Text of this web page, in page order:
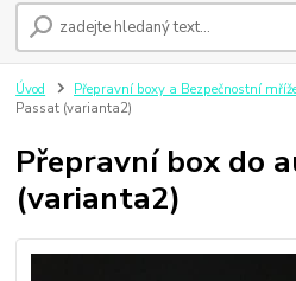
Úvod Přepravní boxy a Bezpečnostní
Passat (varianta2)
Přepravní box do
(varianta2)